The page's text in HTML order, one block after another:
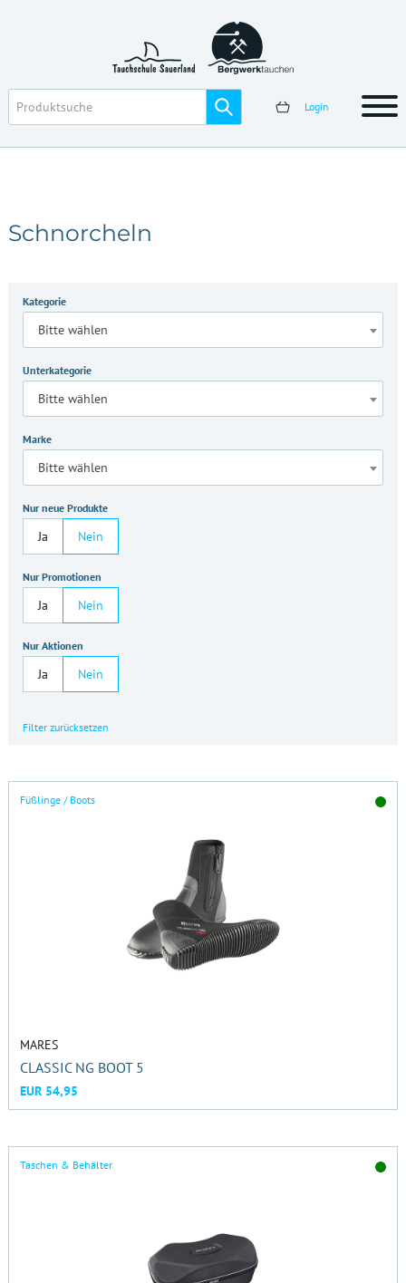
Login
Schnorcheln
Kategorie
Bitte wählen
Unterkategorie
Bitte wählen
Marke
Bitte wählen
Nur neue Produkte
Ja Nein
Nur Promotionen
Ja Nein
Nur Aktionen
Ja Nein
Filter zurücksetzen
Füßlinge / Boots
MARES
CLASSIC NG BOOT 5
EUR 54,95
Taschen & Behälter